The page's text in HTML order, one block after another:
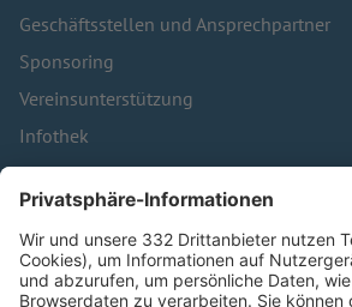
Geschäftsstellen und Ansprechpartner
Sponsoring
Vereinsunterstützung
Infothek
Kontakt
HÄUFIG BESUCHTE SEITEN
Pässe und Vereinswechsel